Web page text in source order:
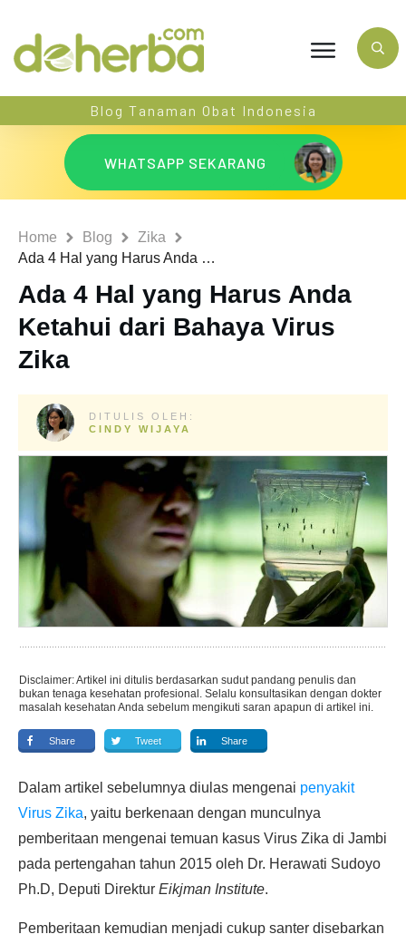
Blog Tanaman Obat Indonesia
WHATSAPP SEKARANG
Home Blog
Zika
Ada 4 Hal yang Harus Anda Ketahui dari Bahaya Virus Zika
Ada 4 Hal yang Harus Anda
Ketahui dari Bahaya Virus
Zika
DITULIS OLEH:
CINDY WIJAYA
Disclaimer: Artikel ini ditulis berdasarkan sudut pandang penulis dan
bukan tenaga kesehatan profesional. Selalu konsultasikan dengan dokter
masalah kesehatan Anda sebelum mengikuti saran apapun di artikel ini.
Share Tweet Share
Dalam artikel sebelumnya diulas mengenai penyakit
Virus Zika, yaitu berkenaan dengan munculnya
pemberitaan mengenai temuan kasus Virus Zika di Jambi
pada pertengahan tahun 2015 oleh Dr. Herawati Sudoyo
Ph.D, Deputi Direktur Eikjman Institute.
Pemberitaan kemudian menjadi cukup santer disebarkan